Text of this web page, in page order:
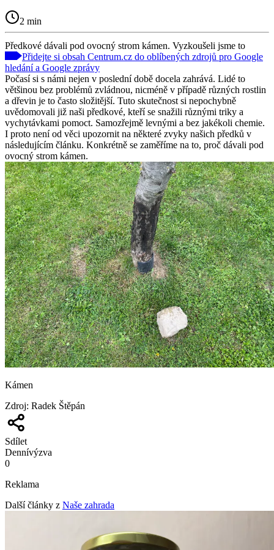
2 min
Předkové dávali pod ovocný strom kámen. Vyzkoušeli jsme to
Přidejte si obsah Centrum.cz do oblíbených zdrojů pro Google
hledání a Google zprávy
Počasí si s námi nejen v poslední době docela zahrává. Lidé to
většinou bez problémů zvládnou, nicméně v případě různých rostlin
a dřevin je to často složitější. Tuto skutečnost si nepochybně
uvědomovali již naši předkové, kteří se snažili různými triky a
vychytávkami pomoct. Samozřejmě levnými a bez jakékoli chemie.
I proto není od věci upozornit na některé zvyky našich předků v
následujícím článku. Konkrétně se zaměříme na to, proč dávali pod
ovocný strom kámen.
Kámen
Zdroj: Radek Štěpán
Sdílet
Dennívýzva
0
Reklama
Další články z Naše zahrada